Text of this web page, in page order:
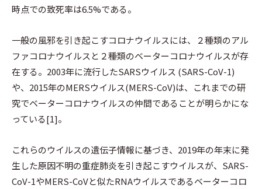
時点での致死率は6.5%である。
一般の風邪を引き起こすコロナウイルスには、２種類のアル
ファコロナウイルスと２種類のベーターコロナウイルスが存
在する。2003年に流行したSARSウイルス (SARS-CoV-1)
や、2015年のMERSウイルス(MERS-CoV)は、これまでの研
究でベーターコロナウイルスの仲間であることが明らかにな
っている[1]。
これらのウイルスの遺伝子情報に基づき、2019年の年末に発
生した原因不明の重症肺炎を引き起こすウイルスが、SARS-
CoV-1やMERS-CoVと似たRNAウイルスであるベーターコロ